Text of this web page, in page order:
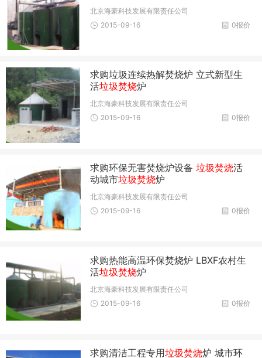
北京海豪科技发展有限责任公司
0报价
2015-09-16
求购垃圾连续热解焚烧炉 立式新型生
活垃圾焚烧炉
北京海豪科技发展有限责任公司
0报价
2015-09-16
求购环保无害焚烧炉设备垃圾焚烧活
动城市垃圾焚烧炉
北京海豪科技发展有限责任公司
0报价
2015-09-16
求购热能高温环保焚烧炉 LBXF农村生
活垃圾焚烧炉
北京海豪科技发展有限责任公司
0报价
2015-09-16
求购清洁工程专用垃圾焚烧炉 城市环